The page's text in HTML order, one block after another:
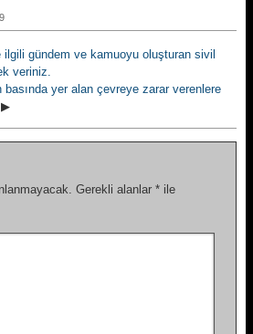
gündem ve kamuoyu oluşturan sivil
veriniz.
basında yer alan çevreye zarar verenlere
Gerekli alanlar * ile